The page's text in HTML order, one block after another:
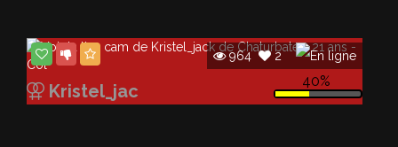
964 2
Kristel_jac 40%